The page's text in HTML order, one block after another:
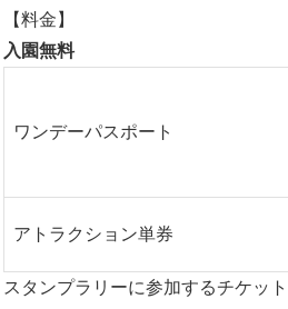
【料金】
入園無料
ワンデーパスポート
アトラクション単券
スタンプラリーに参加するチケッ